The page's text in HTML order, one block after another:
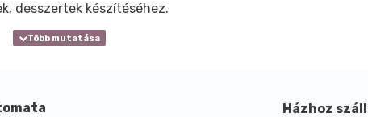
desszertek készítéséhez.
Házhoz